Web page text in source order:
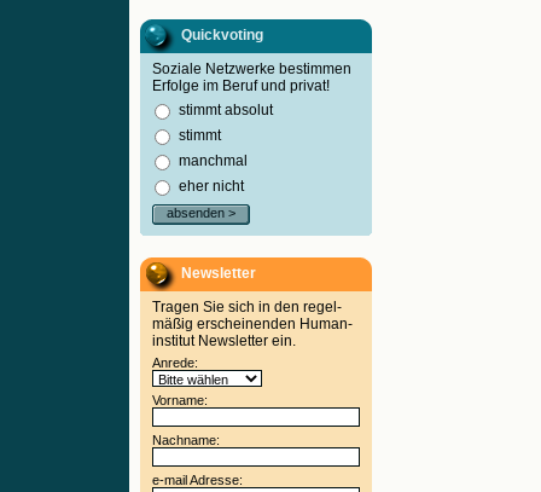
Quickvoting
Soziale Netzwerke bestimmen
Erfolge im Beruf und privat!
stimmt absolut
stimmt
manchmal
eher nicht
absenden >
Newsletter
Tragen Sie sich in den regel-
mäßig erscheinenden Human-
institut Newsletter ein.
Anrede:
Vorname:
Nachname:
e-mail Adresse: